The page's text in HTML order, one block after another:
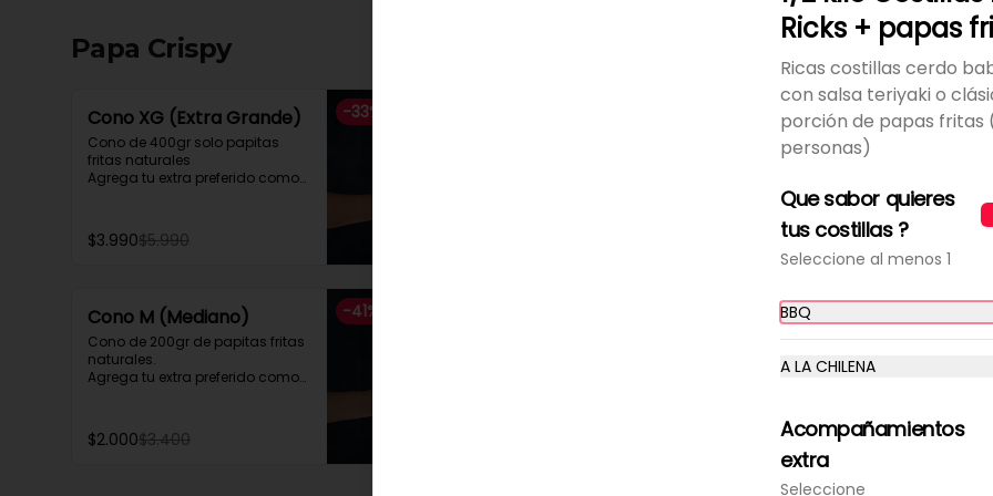
Papa Crispy
-33%
Cono XG (Extra Grande)
Cono de 400gr solo papitas
fritas naturales
Agrega tu extra preferido como
y mucho mas....
$3.990$5.990
-32%
-41%
Cono M (Mediano)
Cono de 200gr de papitas fritas
naturales.
Agrega tu extra preferido como
y mucho mas....
$2.000$3.400
Ricks + papas
Ricas costillas cerdo
con salsa teriyaki o
porción de papas fritas
personas)
Que sabor quieres
tus costillas ?
Seleccione al menos 1
BBQ
A LA CHILENA
Acompañamientos
extra
Seleccione